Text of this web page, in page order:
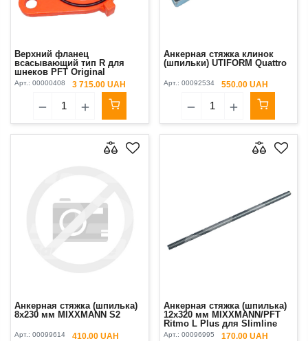
Верхний фланец
всасывающий тип R для
шнеков PFT Original
Арт.: 00000408 3 715.00 UAH
Анкерная стяжка клинок
(шпильки) UTIFORM Quattro
Арт.: 00092534 550.00 UAH
Анкерная стяжка (шпилька)
8x230 мм MIXXMANN S2
Арт.: 00099614 410.00 UAH
Анкерная стяжка (шпилька)
12x320 мм MIXXMANN/PFT
Ritmo L Plus для Slimline
Арт.: 00096995 170.00 UAH